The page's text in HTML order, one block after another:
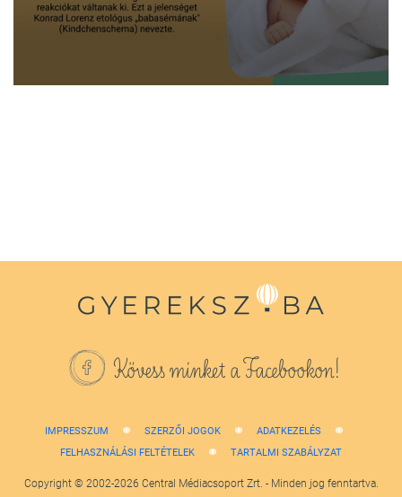
Kövess minket a Facebookon!
IMPRESSZUM SZERZŐI JOGOK
ADATKEZELÉS
FELHASZNÁLÁSI FELTÉTELEK
TARTALMI SZABÁLYZAT
Copyright © 2002-2026 Central Médiacsoport Zrt. - Minden jog fenntartva.